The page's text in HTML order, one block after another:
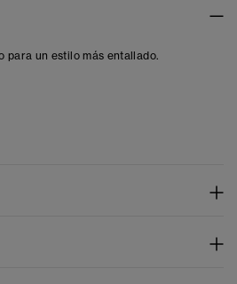
para un estilo más entallado.